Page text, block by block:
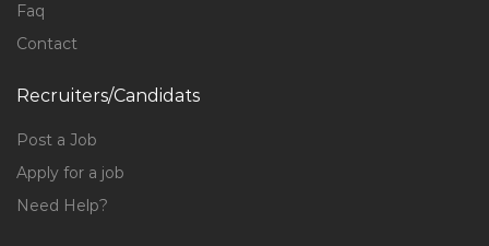
Faq
Contact
Recruiters/Candidats
Post a Job
Apply for a job
Need Help?